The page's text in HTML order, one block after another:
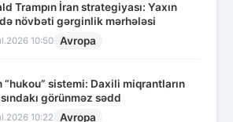
Trampın İran strategiyası: Yaxın
növbəti gərginlik mərhələsi
10:50 Avropa
“hukou” sistemi: Daxili miqrantların
görünməz sədd
10:22 Avropa